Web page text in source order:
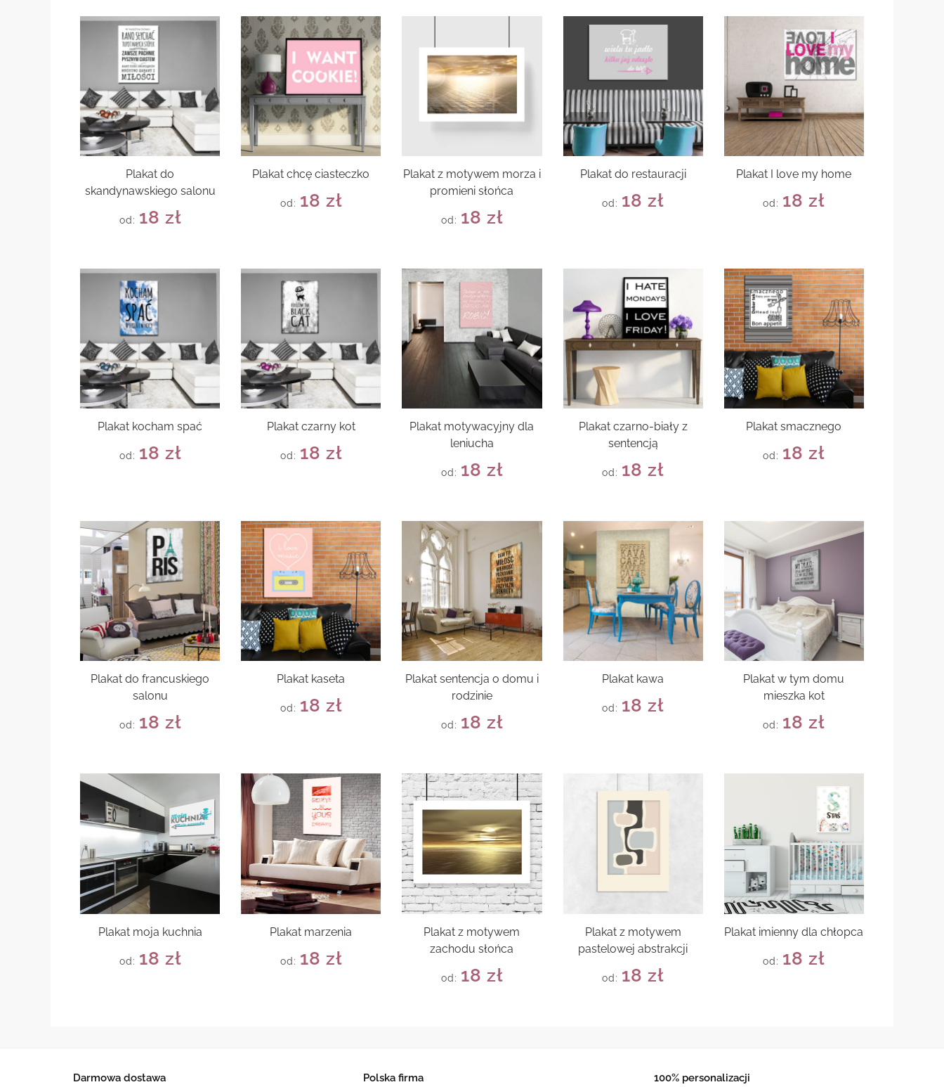
Plakat do
skandynawskiego salonu
od: 18 zł
Plakat chcę ciasteczko
od: 18 zł
Plakat z motywem morza i
promieni słońca
od: 18 zł
Plakat do restauracji
od: 18zł
Plakat I love my home
od: 18zł
Plakat kocham spać
od: 18 zł
Plakat czarny kot
od: 18 zł
Plakat motywacyjny dla
leniucha
od: 18 zł
Plakat czarno-biały z
sentencją
od: 18zł
Plakat smacznego
od: 18zł
Plakat do francuskiego
salonu
od: 18 zł
Plakat kaseta
od: 18 zł
Plakat sentencja o domu i
rodzinie
od: 18 zł
Plakat kawa
od: 18zł
Plakat w tym domu
mieszka kot
od: 18zł
Plakat moja kuchnia
od: 18 zł
Plakat marzenia
od: 18 zł
Plakat z motywem
zachodu słońca
od: 18 zł
Plakat z motywem
pastelowej abstrakcji
od: 18zł
Plakat imienny dla chłopca
od: 18zł
Darmowa dostawa Polska firma 100% personalizacji